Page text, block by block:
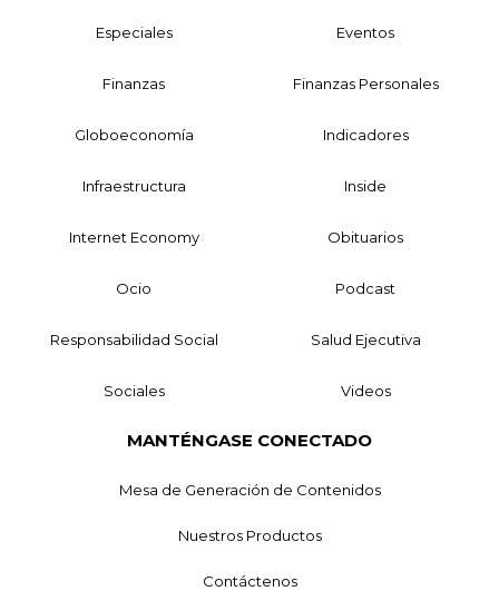
Especiales Eventos
Finanzas Finanzas Personales
Globoeconomía Indicadores
Infraestructura Inside
Internet Economy Obituarios
Ocio Podcast
Responsabilidad Social Salud Ejecutiva
Sociales Videos
MANTÉNGASE CONECTADO
Mesa de Generación de Contenidos
Nuestros Productos
Contáctenos